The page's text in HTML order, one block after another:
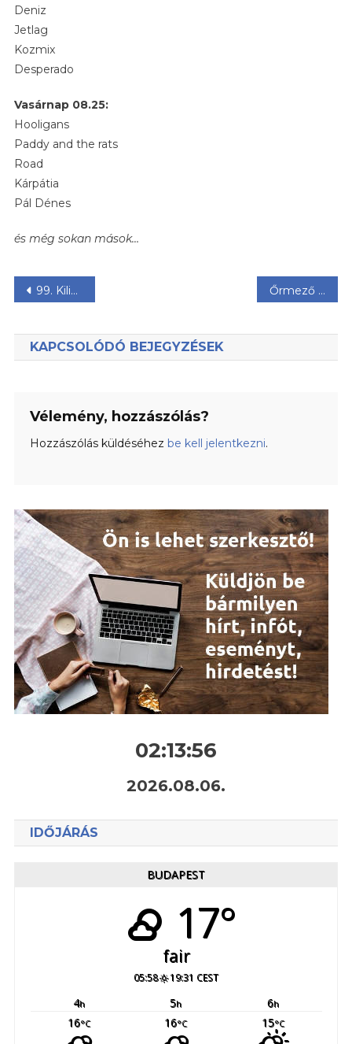
Deniz
Jetlag
Kozmix
Desperado
Vasárnap 08.25:
Hooligans
Paddy and the rats
Road
Kárpátia
Pál Dénes
és még sokan mások…
Bejegyzés
99. Kilinccsel előre drift kupa, 7. Ladaracing.hu All Star Gála & Meeting 2019.07.13 Őrmező Ünnepe 2019. szeptember 14-én a 11. kerületi Költők Parkjában
KAPCSOLÓDÓ BEJEGYZÉSEK
Vélemény, hozzászólás?
Hozzászólás küldéséhez be kell jelentkezni.
02:13:57
2026.08.06.
IDŐJÁRÁS
BUDAPEST
17°
fair
05:58 19:31 CEST
4h 5h 6h
16°C 16°C 15°C